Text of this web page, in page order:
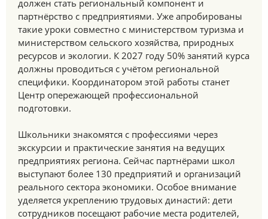
должен стать региональный компонент и
партнёрство с предприятиями. Уже апробированы
такие уроки совместно с министерством туризма и
министерством сельского хозяйства, природных
ресурсов и экологии. К 2027 году 50% занятий курса
должны проводиться с учётом региональной
специфики. Координатором этой работы станет
Центр опережающей профессиональной
подготовки.
Школьники знакомятся с профессиями через
экскурсии и практические занятия на ведущих
предприятиях региона. Сейчас партнёрами школ
выступают более 130 предприятий и организаций
реального сектора экономики. Особое внимание
уделяется укреплению трудовых династий: дети
сотрудников посещают рабочие места родителей,